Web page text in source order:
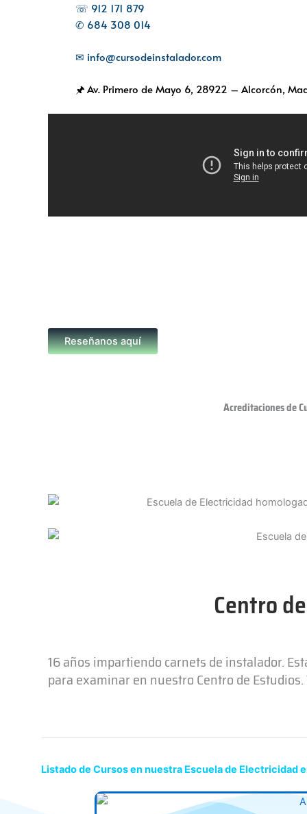
☏ 912 171 879
✆ 684 308 014
✉ info@cursodeinstalador.com
🖈 Av. Primero de Mayo 6, 28922 – Alcorcón,
Reseñanos aquí
Acreditaciones de
Centro
16 años impartiendo carnets de instalador.
para examinar en nuestro Centro de Estudios.
Listado de Cursos en nuestra Escuela de Electricidad